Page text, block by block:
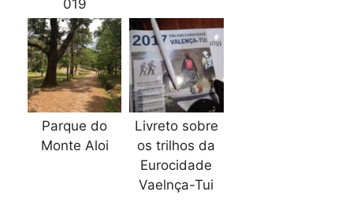
019
Parque do
Monte Aloi
Livreto sobre
os trilhos da
Eurocidade
Vaelnça-Tui